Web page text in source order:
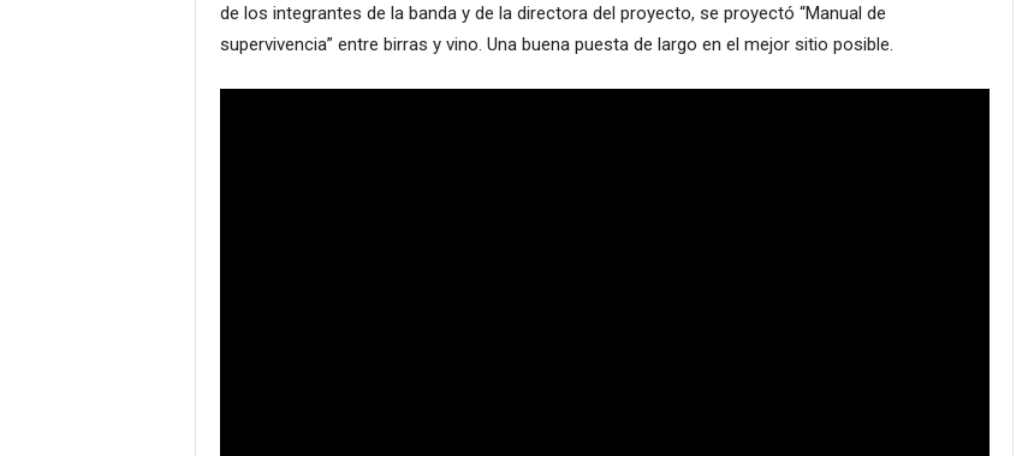
de los integrantes de la banda y de la directora del proyecto, se proyectó “Manual de
supervivencia” entre birras y vino. Una buena puesta de largo en el mejor sitio posible.